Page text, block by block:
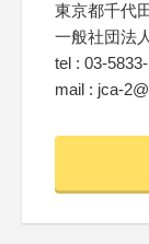
東京都千代
一般社団法
tel : 03-
mail : jca-